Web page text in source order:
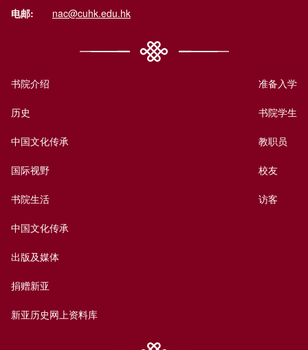
电邮: nac@cuhk.edu.hk
书院介绍
历史
中国文化传承
国际视野
书院生活
中国文化传承
出版及媒体
捐赠新亚
新亚历史网上资料库
准备入学
书院学生
教职员
校友
访客